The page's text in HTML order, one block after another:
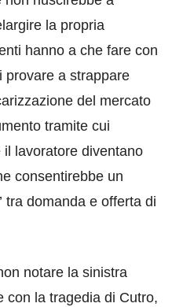
la propria
hanno a che fare con
provare a strappare
del mercato
tramite cui
lavoratore diventano
consentirebbe un
tra domanda e offerta di
notare la sinistra
con la tragedia di Cutro,